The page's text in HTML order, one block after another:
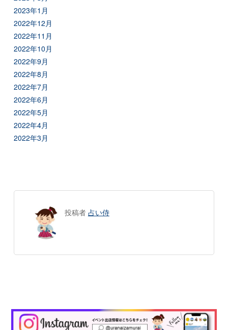
2023年1月
2022年12月
2022年11月
2022年10月
2022年9月
2022年8月
2022年7月
2022年6月
2022年5月
2022年4月
2022年3月
投稿者 占い侍